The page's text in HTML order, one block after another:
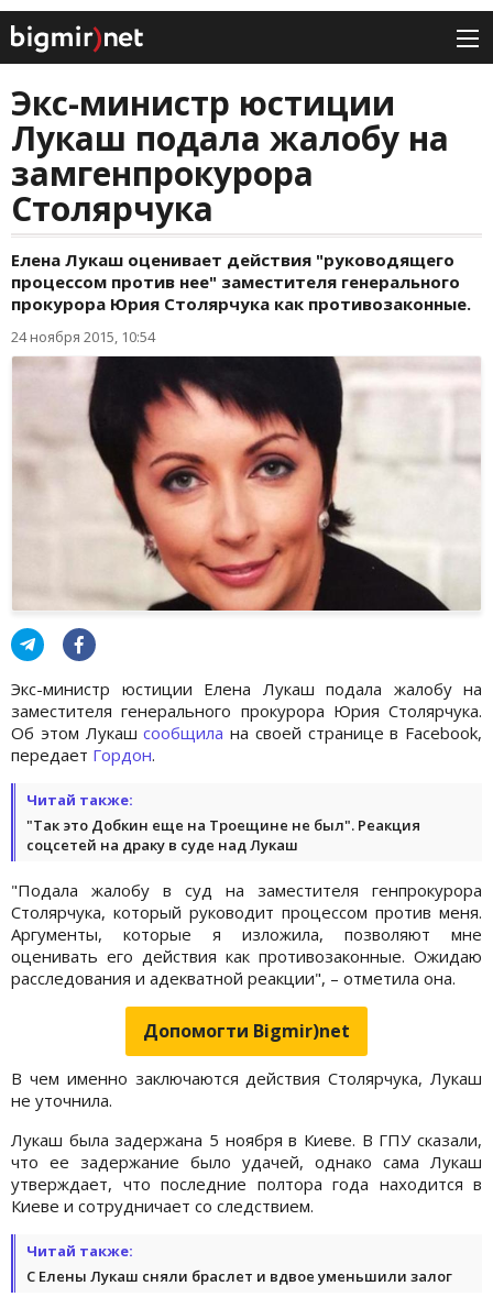
Экс-министр юстиции
Лукаш подала жалобу на
замгенпрокурора
Столярчука
Елена Лукаш оценивает действия "руководящего
процессом против нее" заместителя генерального
прокурора Юрия Столярчука как противозаконные.
24 ноября 2015, 10:54
Экс-министр юстиции Елена Лукаш подала жалобу на
заместителя генерального прокурора Юрия Столярчука.
Об этом Лукашсообщила на своей странице в Facebook,
передает Гордон.
Читай также:
"Так это Добкин еще на Троещине не был". Реакция
соцсетей на драку в суде над Лукаш
"Подала жалобу в суд на заместителя генпрокурора
Столярчука, который руководит процессом против меня.
Аргументы, которые я изложила, позволяют мне
оценивать его действия как противозаконные. Ожидаю
расследования и адекватной реакции", – отметила она.
Допомогти Bigmir)net
В чем именно заключаются действия Столярчука, Лукаш
не уточнила.
Лукаш была задержана 5 ноября в Киеве. В ГПУ сказали,
что ее задержание было удачей, однако сама Лукаш
утверждает, что последние полтора года находится в
Киеве и сотрудничает со следствием.
Читай также:
С Елены Лукаш сняли браслет и вдвое уменьшили залог